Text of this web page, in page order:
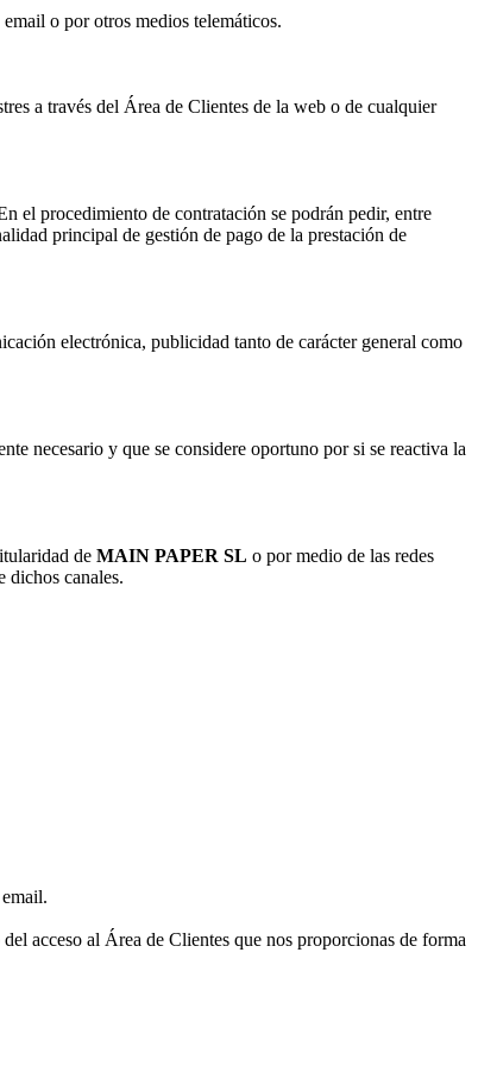
o por otros medios telemáticos.
a través del Área de Clientes de la web o de cualquier
el procedimiento de contratación se podrán pedir, entre
principal de gestión de pago de la prestación de
electrónica, publicidad tanto de carácter general como
necesario y que se considere oportuno por si se reactiva la
de MAIN PAPER SL o por medio de las redes
dichos canales.
acceso al Área de Clientes que nos proporcionas de forma